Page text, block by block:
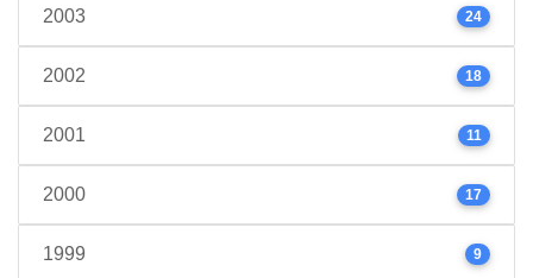
2003 24
2002 18
2001 11
2000 17
1999 9